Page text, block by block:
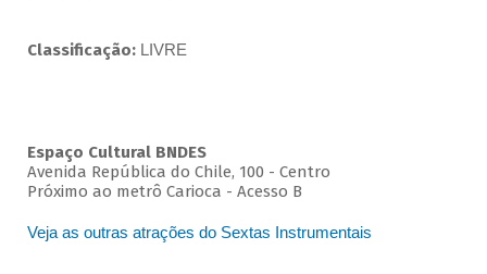
Classificação: LIVRE
Espaço Cultural BNDES
Avenida República do Chile, 100 - Centro
Próximo ao metrô Carioca - Acesso B
Veja as outras atrações do Sextas Instrumentais